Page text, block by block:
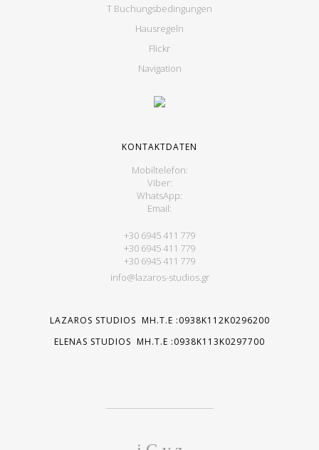
T Buchungsbedingungen
Hausregeln
Flickr
Navigation
KONTAKTDATEN
Mobiltelefon:
Viber:
WhatsApp:
Email:
+30 6945 411 779
+30 6945 411 779
+30 6945 411 779
info@lazaros-studios.gr
LAZAROS STUDIOS MH.T.E :0938K112K0296200
ELENAS STUDIOS MH.T.E :0938K113K0297700